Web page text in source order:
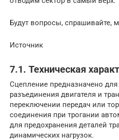
Будут вопросы, спрашивайте,
Источник
7.1. Техническая
Сцепление предназначено
разъединения двигателя и
переключении передач или
соединения при трогании
для предохранения деталей
динамических нагрузок.